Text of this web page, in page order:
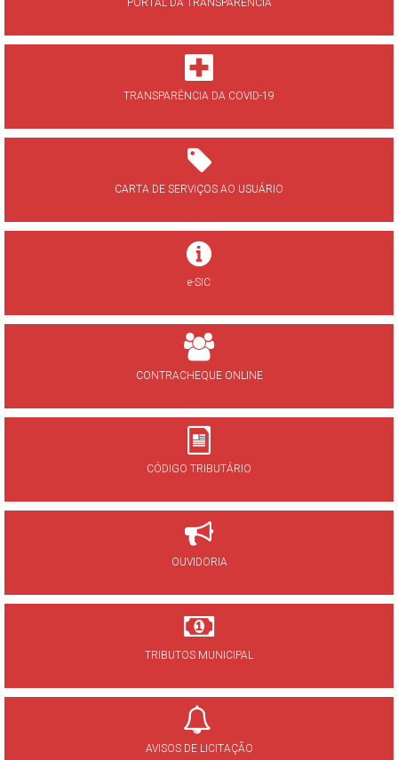
PORTAL DA TRANSPARÊNCIA
TRANSPARÊNCIA DA COVID-19
CARTA DE SERVIÇOS AO USUÁRIO
e-SIC
CONTRACHEQUE ONLINE
CÓDIGO TRIBUTÁRIO
OUVIDORIA
TRIBUTOS MUNICIPAL
AVISOS DE LICITAÇÃO